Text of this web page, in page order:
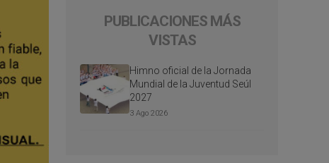
PUBLICACIONES MÁS
VISTAS
Himno oficial de la Jornada
Mundial de la Juventud Seúl
2027
3 Ago 2026